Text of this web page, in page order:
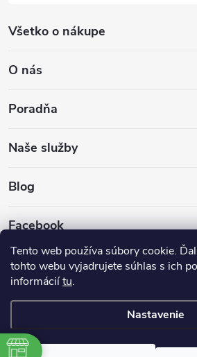
Tento web používa súbory cookie.
tohto webu vyjadrujete súhlas s ich
informáciítu.
Nastavenie
Všetko o nákupe
O nás
Poradňa
Naše služby
Blog
Facebook
Copyright 2026 Hokejovekorcule.sk.